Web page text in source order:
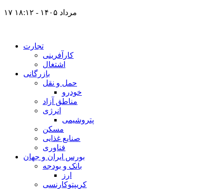
۱۷ مرداد ۱۴۰۵ - ۱۸:۱۲
تجارت
کارآفرینی
اشتغال
بازرگانی
حمل و نقل
خودرو
مناطق آزاد
انرژی
پتروشیمی
مسکن
صنایع غذایی
فناوری
بورس ایران و جهان
بانک و بودجه
ارز
کریپتوکارنسی